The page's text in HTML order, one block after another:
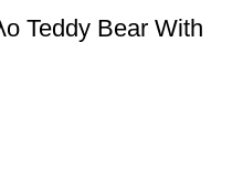
Teddy Bear With